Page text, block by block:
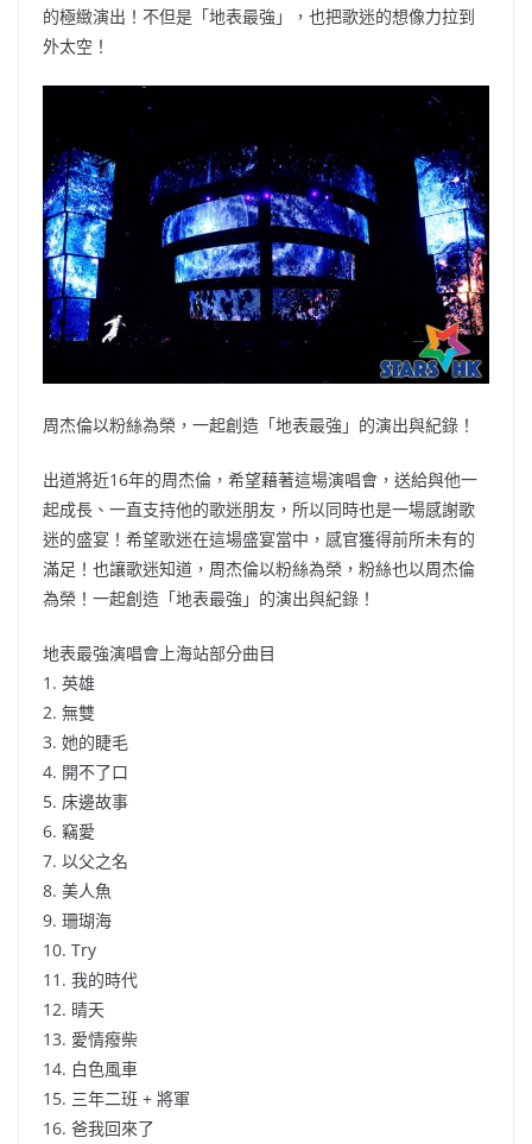
的極緻演出！不但是「地表最強」，也把歌迷的想像力拉到
外太空！
周杰倫以粉絲為榮，一起創造「地表最強」的演出與紀錄！
出道將近16年的周杰倫，希望藉著這場演唱會，送給與他一
起成長、一直支持他的歌迷朋友，所以同時也是一場感謝歌
迷的盛宴！希望歌迷在這場盛宴當中，感官獲得前所未有的
滿足！也讓歌迷知道，周杰倫以粉絲為榮，粉絲也以周杰倫
為榮！一起創造「地表最強」的演出與紀錄！
地表最強演唱會上海站部分曲目
1. 英雄
2. 無雙
3. 她的睫毛
4. 開不了口
5. 床邊故事
6. 竊愛
7. 以父之名
8. 美人魚
9. 珊瑚海
10. Try
11. 我的時代
12. 晴天
13. 愛情癈柴
14. 白色風車
15. 三年二班 + 將軍
16. 爸我回來了